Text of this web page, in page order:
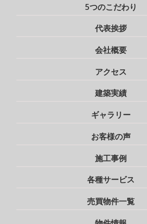
5つのこだわり
代表挨拶
会社概要
アクセス
建築実績
ギャラリー
お客様の声
施工事例
各種サービス
売買物件一覧